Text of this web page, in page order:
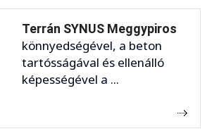
Terrán SYNUS Meggypiros
könnyedségével, a beton
tartósságával és ellenálló
képességével a ...